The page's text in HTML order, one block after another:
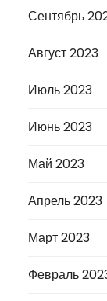
Сентябрь
Август 2023
Июль 2023
Июнь 2023
Май 2023
Апрель 2023
Март 2023
Февраль